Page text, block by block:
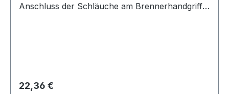
Anschluss der Schläuche am Brennerhandgriff ·
Regulärer Preis:
22,36 €